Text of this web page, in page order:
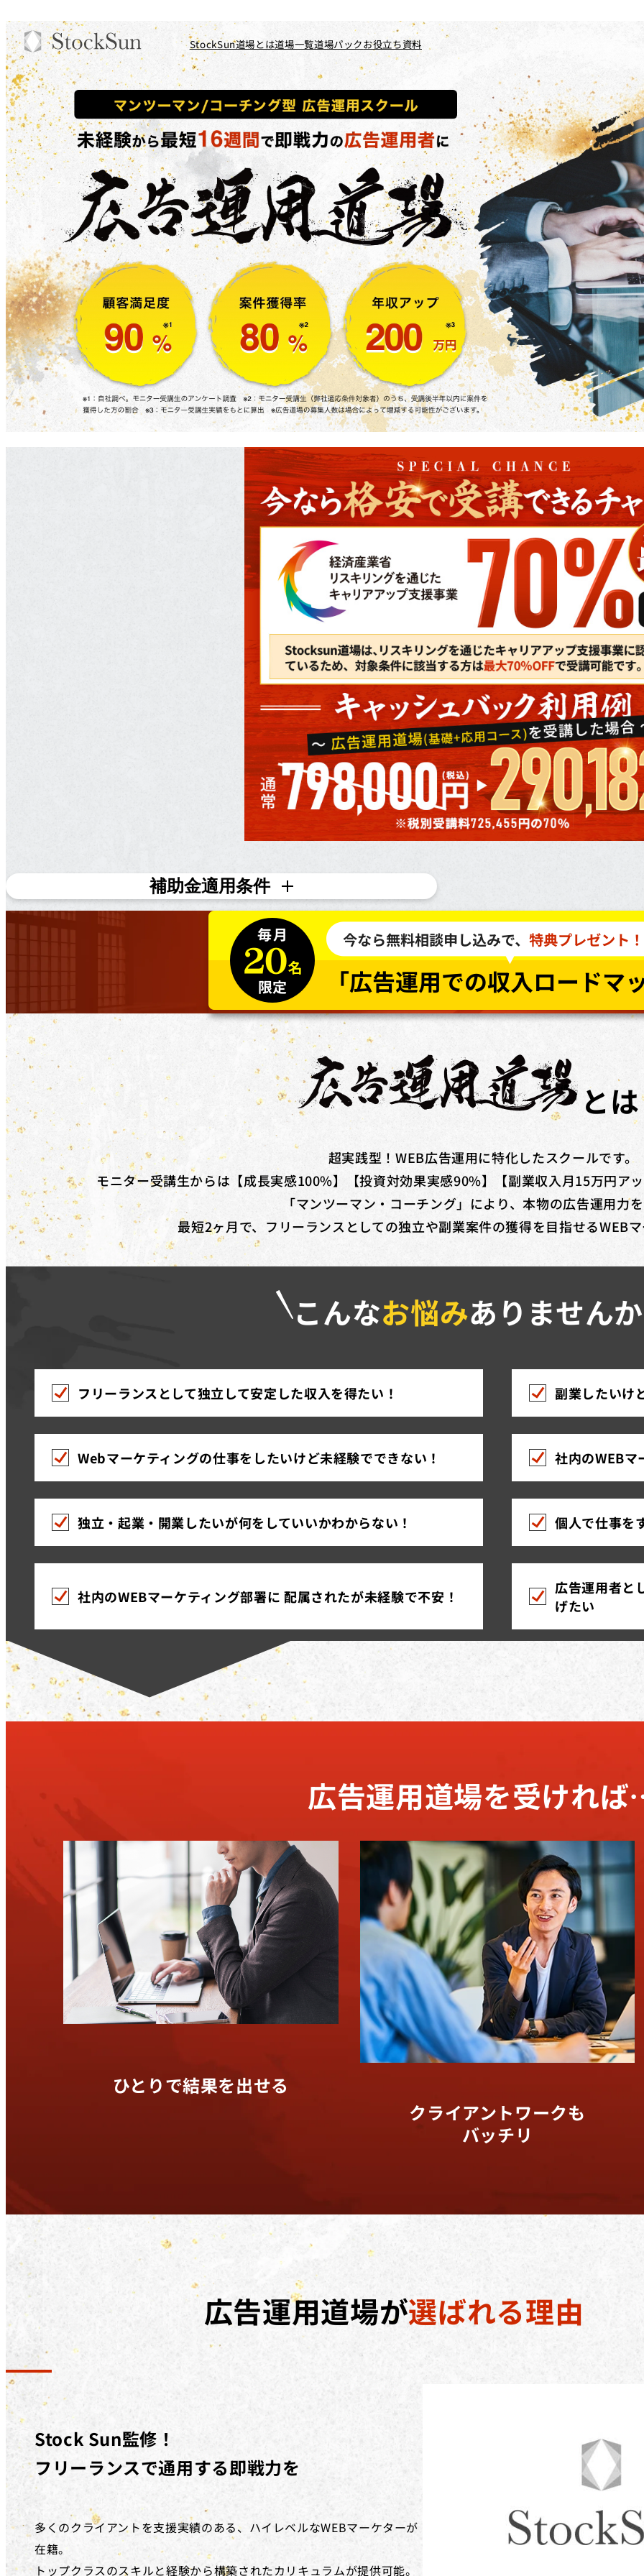
StockSun道場とは道場一覧道場パックお役立ち資料
補助金適用条件
在職者であり、​雇用主の​変更を​伴う​転職を​目指している方で​あれば、​正社員、​契約・派遣社員、​パートや​アルバイトの​方な
対象コース
キャッシュバックを​受けられる​コースは​「動画編集道場Pro」​「広告運用道場」​「TechElite」​「LINE道場」「動画デザイン
補助金の詳細
対象コースを​受講修了した​際に、​受講料(税抜)の​50%相当額を​給付いたします。​さらに、​ 弊社紹介経由の転職後、1年間継続
※リスキリング補助金の予算に達し次第終了となります。
と
超実践型！WEB広告運用に特化したスクールです。
モニター受講生からは【成長実感100%】【投資対効果実感90%】【副業収入月15万円ア
「マンツーマン・コーチング」により、本物の広告運用力
最短2ヶ月で、フリーランスとしての独立や副業案件の獲得を目指せるWEB
こんなお悩みありません
フリーランスとして独立して安定した収入を得たい！ 副業したいけ
Webマーケティングの仕事をしたいけど未経験でできない！ 社内のWEBマ
独立・起業・開業したいが何をしていいかわからない！ 個人で仕事を
社内のWEBマーケティング部署に 配属されたが未経験で不安！
広告運用者と
げたい
広告運用道場を受けれ
ひとりで結果を出せる
クライアントワークも
バッチリ
広告運用道場が選ばれる理由
Stock Sun監修！
フリーランスで通用する即戦力を
多くのクライアントを支援実績のある、ハイレベルなWEBマーケターが
在籍。
トップクラスのスキルと経験から構築されたカリキュラムが提供可能。